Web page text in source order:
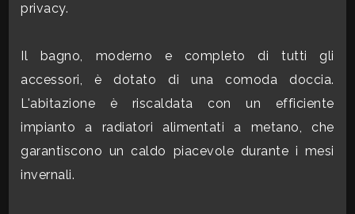
privacy.
Il bagno, moderno e completo di tutti gli
accessori, è dotato di una comoda doccia.
L'abitazione è riscaldata con un efficiente
impianto a radiatori alimentati a metano, che
garantiscono un caldo piacevole durante i mesi
invernali.